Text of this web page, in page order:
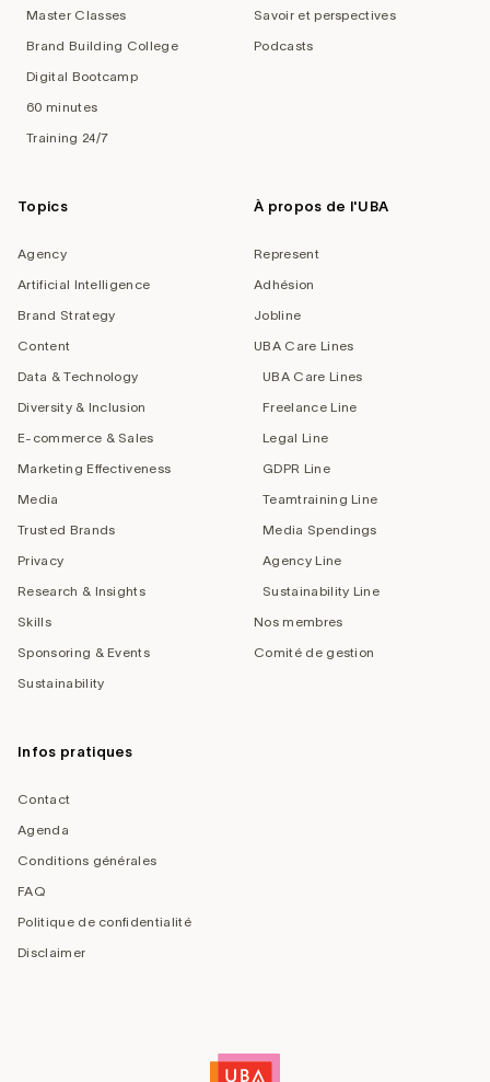
Master Classes
Brand Building College
Digital Bootcamp
60 minutes
Training 24/7
Savoir et perspectives
Podcasts
Topics
Agency
Artificial Intelligence
Brand Strategy
Content
Data & Technology
Diversity & Inclusion
E-commerce & Sales
Marketing Effectiveness
Media
Trusted Brands
Privacy
Research & Insights
Skills
Sponsoring & Events
Sustainability
À propos de l'UBA
Represent
Adhésion
Jobline
UBA Care Lines
UBA Care Lines
Freelance Line
Legal Line
GDPR Line
Teamtraining Line
Media Spendings
Agency Line
Sustainability Line
Nos membres
Comité de gestion
Infos pratiques
Contact
Agenda
Conditions générales
FAQ
Politique de confidentialité
Disclaimer